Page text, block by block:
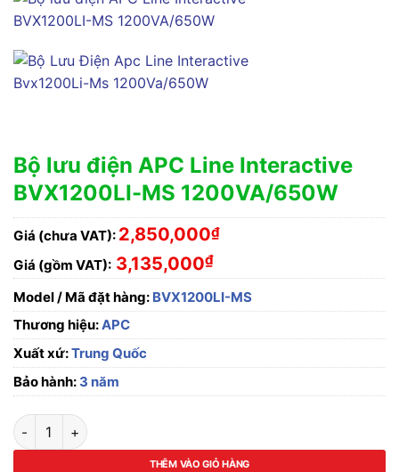
Bộ lưu điện APC Line Interactive
BVX1200LI-MS 1200VA/650W
Giá (chưa VAT): 2,850,000₫
Giá (gồm VAT): 3,135,000₫
Model / Mã đặt hàng: BVX1200LI-MS
Thương hiệu:APC
Xuất xứ:Trung Quốc
Bảo hành: 3 năm
Bộ lưu điện APC Line Interactive BVX1200LI-MS 1200VA/
THÊM VÀO GIỎ HÀNG